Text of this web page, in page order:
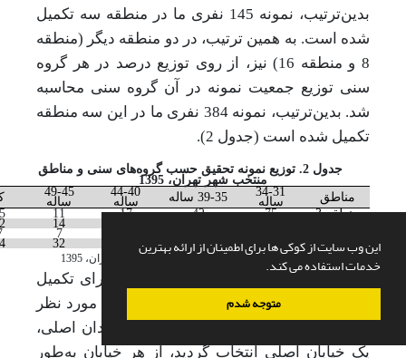
این وب سایت از کوکی ها برای اطمینان از ارائه بهترین
خدمات استفاده می کند.
متوجه شدم
بدین‌ترتیب، نمونه 145 نفری ما در منطقه سه تکمیل
شده است. به همین ترتیب، در دو منطقه دیگر (منطقه
8 و منطقه 16) نیز، از روی توزیع درصد در هر گروه
سنی توزیع جمعیت نمونه در آن گروه سنی محاسبه
شد. بدین‌ترتیب، نمونه 384 نفری ما در این سه منطقه
تکمیل شده است (جدول 2).
جدول 2. توزیع نمونه تحقیق حسب گروه‌های سنی و مناطق
منتخب شهر تهران، 1395
مناطق
34-31
ساله 39-35 ساله 44-40
ساله
49-45
ساله
منطقه 3
75
42
17
11
14
7
کل 194
111
32
منبع: پردازش از داده‌های سرشماری شهر تهران، 1395
پس از آموزش نکات لازم به پرسشگران برای تکمیل
پرسشنامه‌ها، ابتدا چند میدان اصلی مناطق مورد نظر
(3، 8 و 16) انتخاب گردید، سپس از هر میدان اصلی،
یک خیابان اصلی انتخاب گردید، از هر خیابان به‌طور